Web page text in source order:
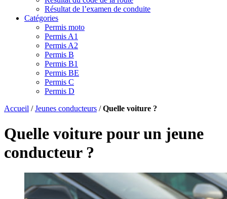
Résultat de l’examen de conduite
Catégories
Permis moto
Permis A1
Permis A2
Permis B
Permis B1
Permis BE
Permis C
Permis D
Accueil /Jeunes conducteurs /Quelle voiture ?
Quelle voiture pour un jeune
conducteur ?